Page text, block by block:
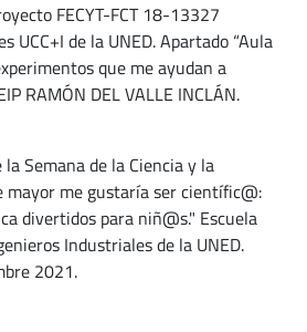
FECYT-FCT 18-13327
UCC+I de la UNED. Apartado “Aula
que me ayudan a
RAMÓN DEL VALLE INCLÁN.
la Semana de la Ciencia y la
mayor me gustaría ser científic@:
divertidos para niñ@s." Escuela
Industriales de la UNED.
2021.